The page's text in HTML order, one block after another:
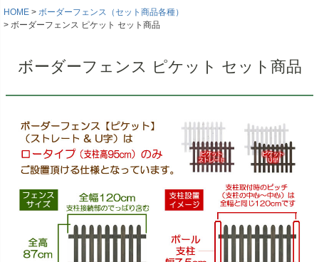
HOME
ボーダーフェンス（セット商品各種）
ボーダーフェンス ピケット セット商品
ボーダーフェンス ピケット セット商品